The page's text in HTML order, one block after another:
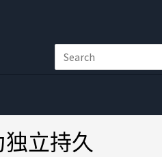
独立持久